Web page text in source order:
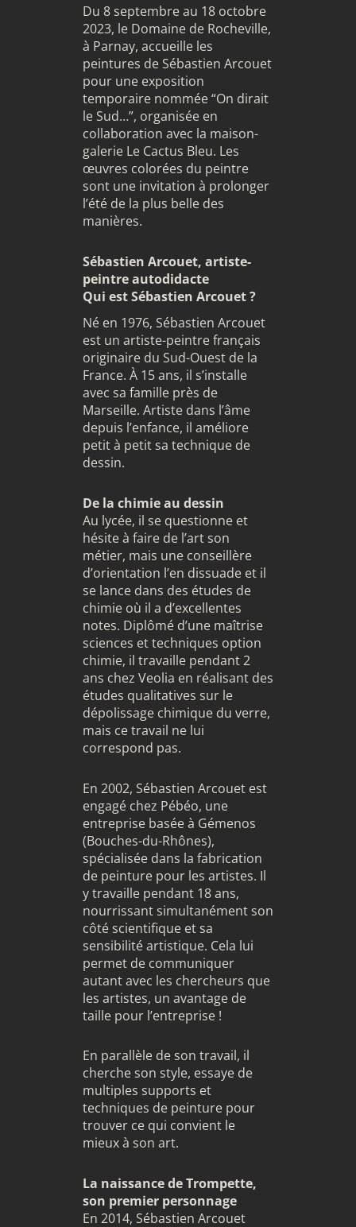
Du 8 septembre au 18 octobre
2023, le Domaine de Rocheville,
à Parnay, accueille les
peintures deSébastien Arcouet
pour une exposition
temporaire nommée “On dirait
le Sud…”, organisée en
collaboration avec la maison-
galerie Le Cactus Bleu. Les
œuvres colorées du peintre
sont une invitation à prolonger
l’été de la plus belle des
manières.
Sébastien Arcouet, artiste-
peintre autodidacte
Qui est Sébastien Arcouet ?
Né en 1976, Sébastien Arcouet
est un artiste-peintre français
originaire du Sud-Ouest de la
France. À 15 ans, il s’installe
avec sa famille près de
Marseille. Artiste dans l’âme
depuis l’enfance, il améliore
petit à petit sa technique de
dessin.
De la chimie au dessin
Au lycée, il se questionne et
hésite à faire de l’art son
métier, mais une conseillère
d’orientation l’en dissuade et il
se lance dans des études de
chimie où il a d’excellentes
notes. Diplômé d’une maîtrise
sciences et techniques option
chimie, il travaille pendant 2
ans chez Veolia en réalisant des
études qualitatives sur le
dépolissage chimique du verre,
mais ce travail ne lui
correspond pas.
En 2002, Sébastien Arcouet est
engagé chez Pébéo, une
entreprise basée à Gémenos
(Bouches-du-Rhônes),
spécialisée dans la fabrication
de peinture pour les artistes. Il
y travaille pendant 18 ans,
nourrissant simultanément son
côté scientifique et sa
sensibilité artistique. Cela lui
permet de communiquer
autant avec les chercheurs que
les artistes, un avantage de
taille pour l’entreprise !
En parallèle de son travail, il
cherche son style, essaye de
multiples supports et
techniques de peinture pour
trouver ce qui convient le
mieux à son art.
La naissance de Trompette,
son premier personnage
En 2014, Sébastien Arcouet